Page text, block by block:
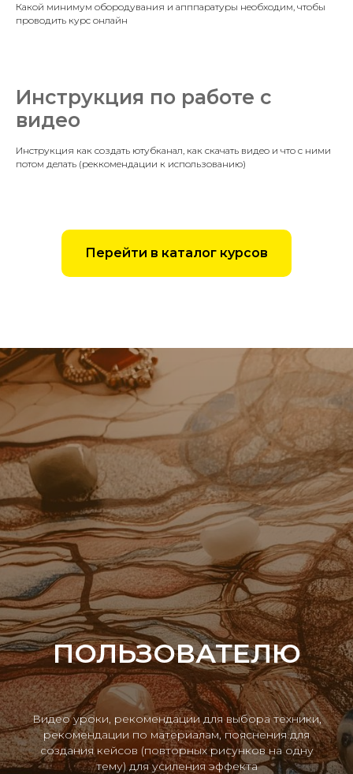
Какой минимум обородувания и апппаратуры необходим, чтобы
проводить курс онлайн
Инструкция по работе с
видео
Инструкция как создать ютубканал, как скачать видео и что с ними
потом делать (реккомендации к использованию)
Перейти в каталог курсов
ПОЛЬЗОВАТЕЛЮ
Видео уроки, рекомендации для выбора техники,
рекомендации по материалам, пояснения для
создания кейсов (повторных рисунков на одну
тему) для усиления эффекта